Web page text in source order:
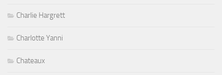
Charlie Hargrett
Charlotte Yanni
Chateaux